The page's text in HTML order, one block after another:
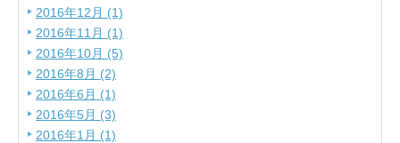
2016年12月 (1)
2016年11月 (1)
2016年10月 (5)
2016年8月 (2)
2016年6月 (1)
2016年5月 (3)
2016年1月 (1)